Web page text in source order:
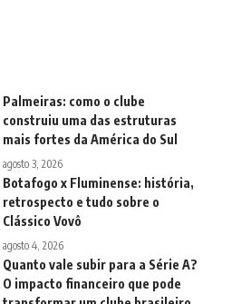
Palmeiras: como o clube
construiu uma das estruturas
mais fortes da América do Sul
agosto 3, 2026
Botafogo x Fluminense: história,
retrospecto e tudo sobre o
Clássico Vovô
agosto 4, 2026
Quanto vale subir para a Série A?
O impacto financeiro que pode